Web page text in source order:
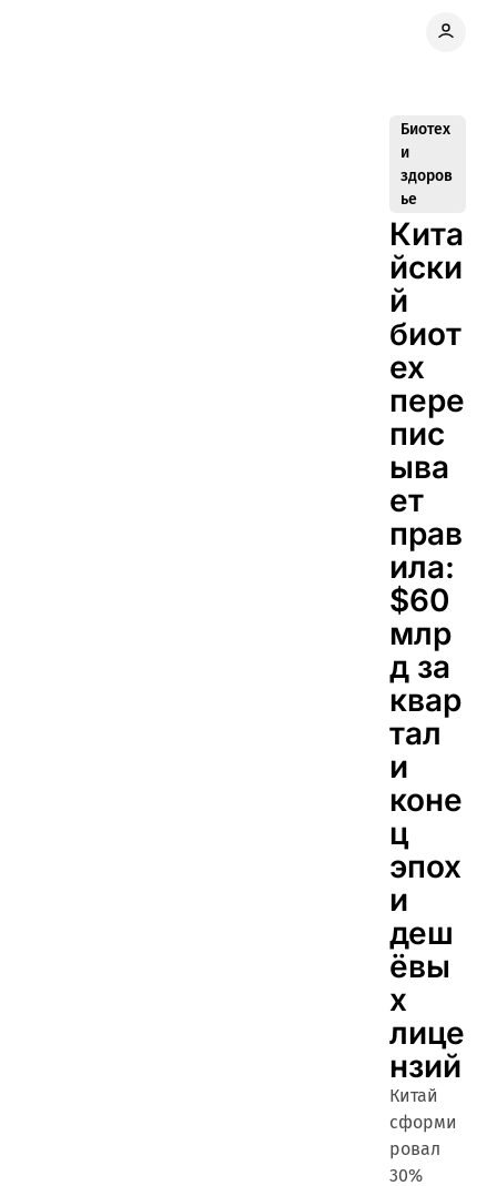
Биотех
и
здоров
ье
Кита
йски
й
биот
ех
пере
пис
ыва
ет
прав
ила:
$60
млр
д за
квар
тал
и
коне
ц
эпох
и
деш
ёвы
х
лице
нзий
Китай
сформи
ровал
30%